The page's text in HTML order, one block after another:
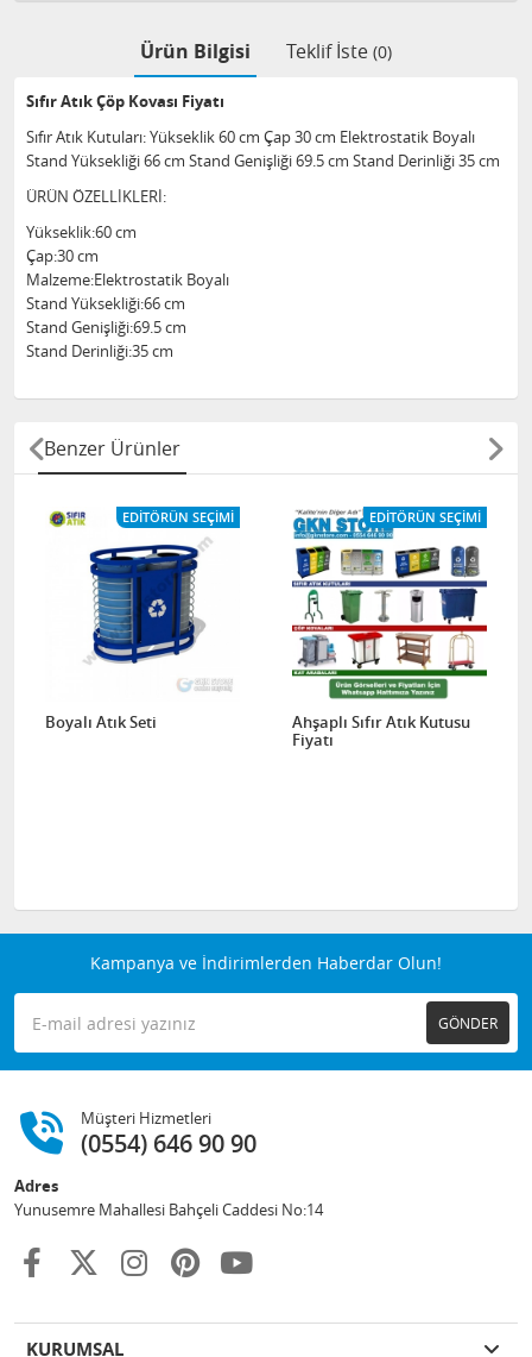
Ürün Bilgisi Teklif İste (0)
Sıfır Atık Çöp Kovası Fiyatı
Sıfır Atık Kutuları: Yükseklik 60 cm Çap 30 cm Elektrostatik Boyalı
Stand Yüksekliği 66 cm Stand Genişliği 69.5 cm Stand Derinliği 35 cm
ÜRÜN ÖZELLİKLERİ:
Yükseklik:60 cm
Çap:30 cm
Malzeme:Elektrostatik Boyalı
Stand Yüksekliği:66 cm
Stand Genişliği:69.5 cm
Stand Derinliği:35 cm
Benzer Ürünler
EDITÖRÜN SEÇIMI
Boyalı Atık Seti
EDITÖRÜN SEÇIMI
Ahşaplı Sıfır Atık Kutusu
Fiyatı
Kampanya ve İndirimlerden Haberdar Olun!
GÖNDER
Müşteri Hizmetleri
(0554) 646 90 90
Adres
Yunusemre Mahallesi Bahçeli Caddesi No:14
KURUMSAL